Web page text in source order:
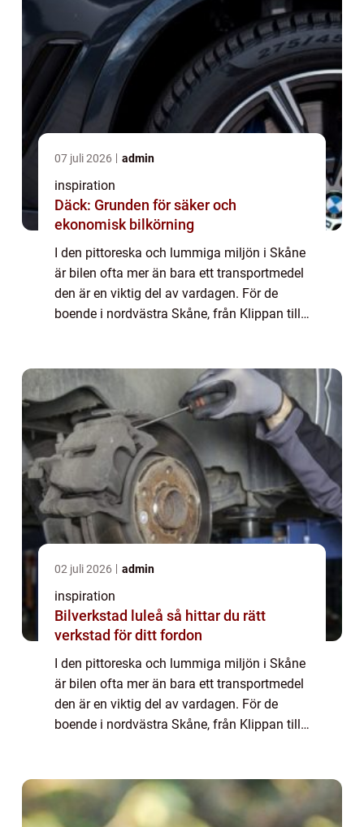
07 juli 2026 admin
inspiration
Däck: Grunden för säker och
ekonomisk bilkörning
I den pittoreska och lummiga miljön i Skåne
är bilen ofta mer än bara ett transportmedel
den är en viktig del av vardagen. För de
boende i nordvästra Skåne, från Klippan till
02 juli 2026 admin
inspiration
Bilverkstad luleå så hittar du rätt
verkstad för ditt fordon
I den pittoreska och lummiga miljön i Skåne
är bilen ofta mer än bara ett transportmedel
den är en viktig del av vardagen. För de
boende i nordvästra Skåne, från Klippan till